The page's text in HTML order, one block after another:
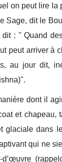
on peut lire la
Sage, dit le
: " Quand
peut arriver à
au jour dit,
dont il
et chapeau,
glaciale dans
qui ne